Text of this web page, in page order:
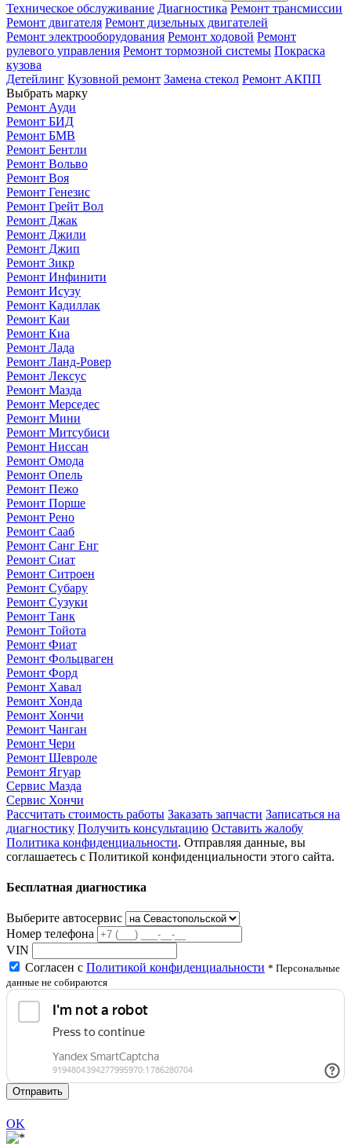
Техническое обслуживание Диагностика Ремонт трансмиссии
Ремонт двигателя Ремонт дизельных двигателей
Ремонт электрооборудования Ремонт ходовой Ремонт
рулевого управления Ремонт тормозной системы Покраска
кузова
Детейлинг Кузовной ремонт Замена стекол Ремонт АКПП
Выбрать марку
Ремонт Ауди
Ремонт БИД
Ремонт БМВ
Ремонт Бентли
Ремонт Вольво
Ремонт Воя
Ремонт Генезис
Ремонт Грейт Вол
Ремонт Джак
Ремонт Джили
Ремонт Джип
Ремонт Зикр
Ремонт Инфинити
Ремонт Исузу
Ремонт Кадиллак
Ремонт Каи
Ремонт Киа
Ремонт Лада
Ремонт Ланд-Ровер
Ремонт Лексус
Ремонт Мазда
Ремонт Мерседес
Ремонт Мини
Ремонт Митсубиси
Ремонт Ниссан
Ремонт Омода
Ремонт Опель
Ремонт Пежо
Ремонт Порше
Ремонт Рено
Ремонт Сааб
Ремонт Санг Енг
Ремонт Сиат
Ремонт Ситроен
Ремонт Субару
Ремонт Сузуки
Ремонт Танк
Ремонт Тойота
Ремонт Фиат
Ремонт Фольцваген
Ремонт Форд
Ремонт Хавал
Ремонт Хонда
Ремонт Хончи
Ремонт Чанган
Ремонт Чери
Ремонт Шевроле
Ремонт Ягуар
Сервис Мазда
Сервис Хончи
Рассчитать стоимость работы Заказать запчасти Записаться на
диагностику Получить консультацию Оставить жалобу
Политика конфиденциальности. Отправляя данные, вы
соглашаетесь с Политикой конфиденциальности этого сайта.
Бесплатная диагностика
Выберите автосервис
Номер телефона
VIN
Согласен с Политикой конфиденциальности * Персональные
данные не собираются
Отправить
OK